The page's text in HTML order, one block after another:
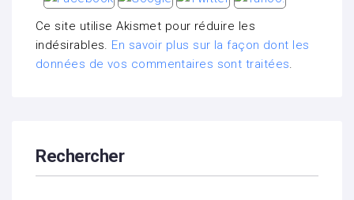
Ce site utilise Akismet pour réduire les
indésirables. En savoir plus sur la façon dont les
données de vos commentaires sont traitées.
Rechercher